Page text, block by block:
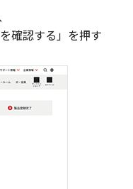
確認する」を押す